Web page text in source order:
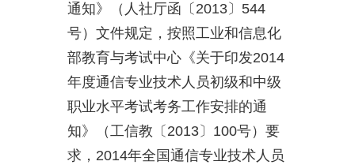
通知》（人社厅函〔2013〕544
号）文件规定，按照工业和信息化
部教育与考试中心《关于印发2014
年度通信专业技术人员初级和中级
职业水平考试考务工作安排的通
知》（工信教〔2013〕100号）要
求，2014年全国通信专业技术人员